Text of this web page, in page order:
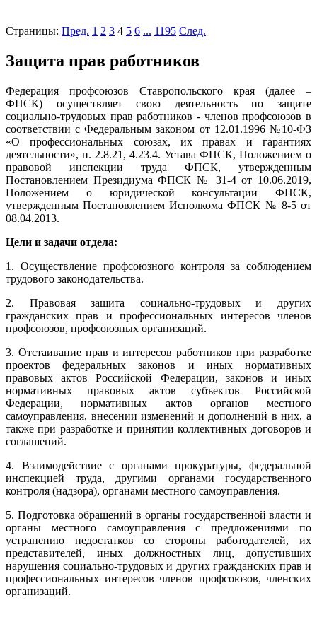
Страницы: Пред. 1 2 3 4 5 6 ... 1195 След.
Защита прав работников
Федерация профсоюзов Ставропольского края (далее –
ФПСК) осуществляет свою деятельность по защите
социально-трудовых прав работников - членов профсоюзов в
соответствии с Федеральным законом от 12.01.1996 №10-ФЗ
«О профессиональных союзах, их правах и гарантиях
деятельности», п. 2.8.21, 4.23.4. Устава ФПСК, Положением о
правовой инспекции труда ФПСК, утвержденным
Постановлением Президиума ФПСК № 31-4 от 10.06.2019,
Положением о юридической консультации ФПСК,
утвержденным Постановлением Исполкома ФПСК № 8-5 от
08.04.2013.
Цели и задачи отдела:
1. Осуществление профсоюзного контроля за соблюдением
трудового законодательства.
2. Правовая защита социально-трудовых и других
гражданских прав и профессиональных интересов членов
профсоюзов, профсоюзных организаций.
3. Отстаивание прав и интересов работников при разработке
проектов федеральных законов и иных нормативных
правовых актов Российской Федерации, законов и иных
нормативных правовых актов субъектов Российской
Федерации, нормативных актов органов местного
самоуправления, внесении изменений и дополнений в них, а
также при разработке и принятии коллективных договоров и
соглашений.
4. Взаимодействие с органами прокуратуры, федеральной
инспекцией труда, другими органами государственного
контроля (надзора), органами местного самоуправления.
5. Подготовка обращений в органы государственной власти и
органы местного самоуправления с предложениями по
устранению недостатков со стороны работодателей, их
представителей, иных должностных лиц, допустивших
нарушения социально-трудовых и других гражданских прав и
профессиональных интересов членов профсоюзов, членских
организаций.